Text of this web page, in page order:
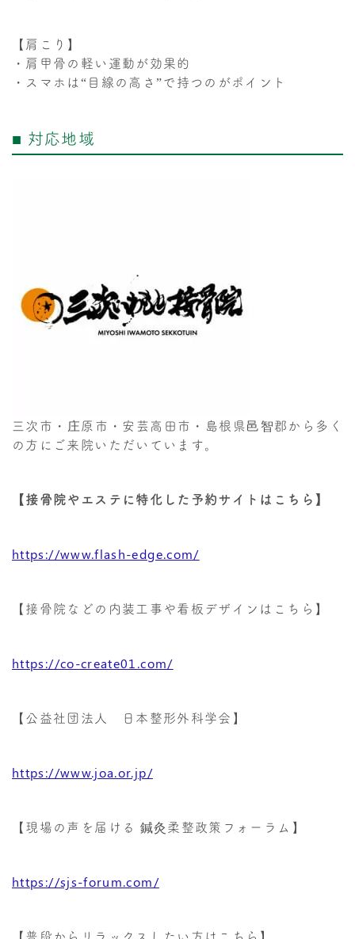
【肩こり】
・肩甲骨の軽い運動が効果的
・スマホは“目線の高さ”で持つのがポイント
■ 対応地域
三次市・庄原市・安芸高田市・島根県邑智郡から多く
の方にご来院いただいています。
【接骨院やエステに特化した予約サイトはこちら】
https://www.flash-edge.com/
【接骨院などの内装工事や看板デザインはこちら】
https://co-create01.com/
【公益社団法人 日本整形外科学会】
https://www.joa.or.jp/
【現場の声を届ける 鍼灸柔整政策フォーラム】
https://sjs-forum.com/